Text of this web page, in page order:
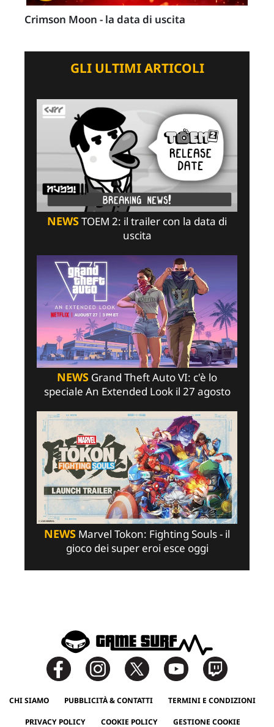
Crimson Moon - la data di uscita
GLI ULTIMI ARTICOLI
NEWSTOEM 2: il trailer con la data di
uscita
NEWS Grand Theft Auto VI: c'è lo
speciale An Extended Look il 27 agosto
NEWS Marvel Tokon: Fighting Souls - il
gioco dei super eroi esce oggi
CHI SIAMO PUBBLICITÀ & CONTATTI TERMINI E CONDIZIONI
PRIVACY POLICY COOKIE POLICY GESTIONE COOKIE